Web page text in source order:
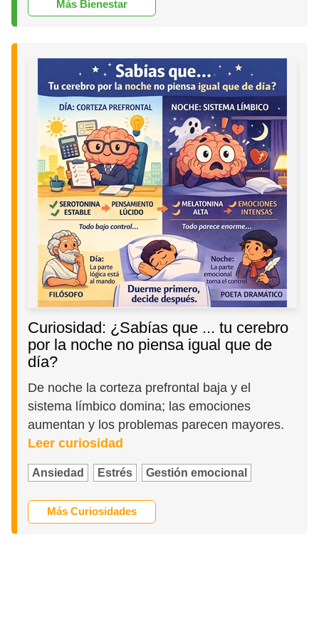
Más Bienestar
Curiosidad: ¿Sabías que ... tu cerebro
por la noche no piensa igual que de
día?
De noche la corteza prefrontal baja y el
sistema límbico domina; las emociones
aumentan y los problemas parecen mayores.
Leer curiosidad
Ansiedad Estrés Gestión emocional
Más Curiosidades